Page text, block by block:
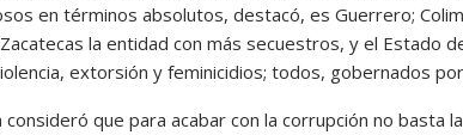
en términos absolutos, destacó, es Guerrero;
la entidad con más secuestros, y el Estado
extorsión y feminicidios; todos, gobernados
consideró que para acabar con la corrupción no basta